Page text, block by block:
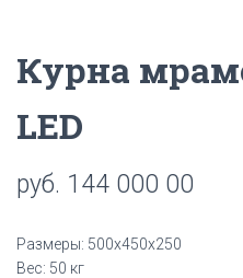
Курна
LED
руб. 144 000 00
Размеры: 500х450х250
Вес: 50 кг